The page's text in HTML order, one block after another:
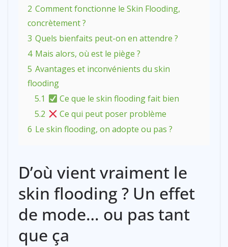
2 Comment fonctionne le Skin Flooding,
concrètement ?
3 Quels bienfaits peut-on en attendre ?
4 Mais alors, où est le piège ?
5 Avantages et inconvénients du skin
flooding
5.1
Ce que le skin flooding fait bien
5.2
Ce qui peut poser problème
6 Le skin flooding, on adopte ou pas ?
D’où vient vraiment le
skin flooding ? Un effet
de mode… ou pas tant
que ça